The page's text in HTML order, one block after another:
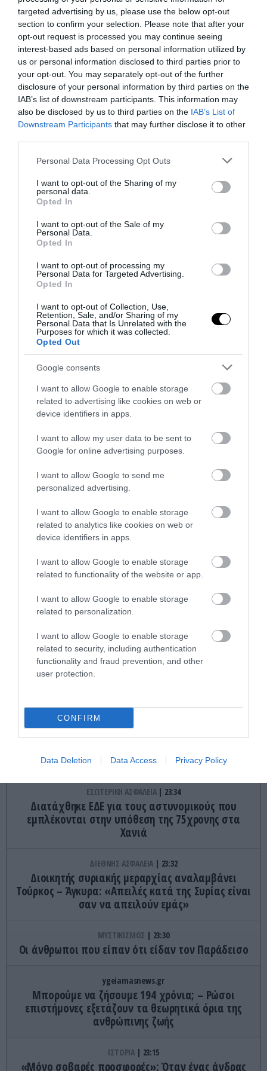
targeted advertising by us, please use the below opt-out
section to confirm your selection. Please note that after your
opt-out request is processed you may continue seeing
interest-based ads based on personal information utilized by
us or personal information disclosed to third parties prior to
your opt-out. You may separately opt-out of the further
disclosure of your personal information by third parties on the
IAB’s list of downstream participants. This information may
also be disclosed by us to third parties on the IAB’s List of
Downstream Participants that may further disclose it to other
Please note that this website/app uses one or more Google
not limited to your visit or usage behaviour. You may click to
grant or deny consent to Google and its third-party tags to
use your data for below specified purposes in below Google
consent section.
Personal Data Processing Opt Outs
I want to opt-out of the Sharing of my
personal data.
Opted In
I want to opt-out of the Sale of my
Personal Data.
Opted In
I want to opt-out of processing my
Personal Data for Targeted Advertising.
Opted In
I want to opt-out of Collection, Use,
Retention, Sale, and/or Sharing of my
Personal Data that Is Unrelated with the
Purposes for which it was collected.
Opted Out
Google consents
I want to allow Google to enable storage
related to advertising like cookies on web or
device identifiers in apps.
I want to allow my user data to be sent to
Google for online advertising purposes.
I want to allow Google to send me
personalized advertising.
I want to allow Google to enable storage
related to analytics like cookies on web or
device identifiers in apps.
I want to allow Google to enable storage
related to functionality of the website or app.
I want to allow Google to enable storage
related to personalization.
I want to allow Google to enable storage
related to security, including authentication
functionality and fraud prevention, and other
user protection.
CONFIRM
Data Deletion Data Access Privacy Policy
αστυνομικών η 46χρονη
κατηγορούμενη για την Marfin
Ακολουθήστε τοpronews.grστο
Google News και μάθετε πρώτοι όλες
τις ειδήσεις
Δείτε μας ζωντανά στοYouTube
Twitch,X
ΔΙΑΔΩΣΤΕ ΤΟ ΑΡΘΡΟ
ΤΕΛΕΥΤΑΙΕΣ ΕΙΔΗΣΕΙΣ
Ο Μ.Ρούμπιο έθεσε σε εφαρμογή νέα οδηγία:
«Όποιος ζητά βίζα στις ΗΠΑ θα δείχνει τα social
media – Τίποτα κρυφό»
GOOD LIFE 23:45
Ειδικός εξηγεί: Έτσι οι ηθοποιοί «φρενάρουν» τον
η 46χρονη κατηγορούμενη για την Marfin
ΕΣΩΤΕΡΙΚΗ ΑΣΦΑΛΕΙΑ 23:34
Διατάχθηκε ΕΔΕ για τους αστυνομικούς που
εμπλέκονται στην υπόθεση της 75χρονης στα
Χανιά
ΔΙΕΘΝΗΣ ΑΣΦΑΛΕΙΑ 23:32
Διοικητής συριακής μεραρχίας αναλαμβάνει
Τούρκος – Άγκυρα: «Απειλές κατά της Συρίας είναι
σαν να απειλούν εμάς»
ΜΥΣΤΙΚΙΣΜΟΣ 23:30
Οι άνθρωποι που είπαν ότι είδαν τον Παράδεισο
ygeiamasnews.gr
Μπορούμε να ζήσουμε 194 χρόνια; – Ρώσοι
επιστήμονες εξετάζουν τα θεωρητικά όρια της
ανθρώπινης ζωής
ΙΣΤΟΡΙΑ 23:15
«Μόνο σοβαρές προσφορές»: Όταν ένας άνδρας